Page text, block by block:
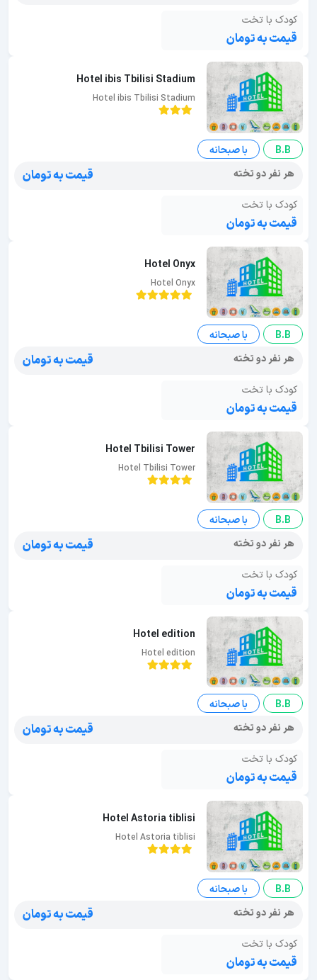
کودک با تخت
قیمت به تومان
Hotel ibis Tbilisi Stadium
Hotel ibis Tbilisi Stadium
B.B
با صبحانه
هر نفر دو تخته
قیمت به تومان
کودک با تخت
قیمت به تومان
Hotel Onyx
Hotel Onyx
B.B
با صبحانه
هر نفر دو تخته
قیمت به تومان
کودک با تخت
قیمت به تومان
Hotel Tbilisi Tower
Hotel Tbilisi Tower
B.B
با صبحانه
هر نفر دو تخته
قیمت به تومان
کودک با تخت
قیمت به تومان
Hotel edition
Hotel edition
B.B
با صبحانه
هر نفر دو تخته
قیمت به تومان
کودک با تخت
قیمت به تومان
Hotel Astoria tiblisi
Hotel Astoria tiblisi
B.B
با صبحانه
هر نفر دو تخته
قیمت به تومان
کودک با تخت
قیمت به تومان